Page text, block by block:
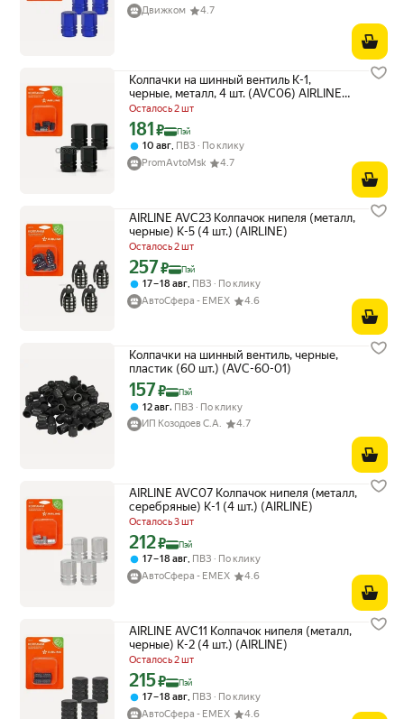
Движком
4.7
Колпачки на шинный вентиль K-1,
черные, металл, 4 шт. (AVC06) AIRLINE
арт. AVC06
Осталось 2 шт
Цена с картой Яндекс Пэй 181 ₽ вместо
181₽ Пэй
10 авг, ПВЗ
По клику
PromAvtoMsk
4.7
AIRLINE AVC23 Колпачок нипеля (металл,
черные) K-5 (4 шт.) (AIRLINE)
Осталось 2 шт
Цена с картой Яндекс Пэй 257 ₽ вместо
257₽ Пэй
17 – 18 авг ПВЗ
По клику
АвтоСфера - ЕМЕХ
4.6
Колпачки на шинный вентиль, черные,
пластик (60 шт.) (AVC-60-01)
Цена с картой Яндекс Пэй 157 ₽ вместо
157₽ Пэй
12 авг, ПВЗ
По клику
ИП Козодоев С.А.
4.7
AIRLINE AVC07 Колпачок нипеля (металл,
серебряные) K-1 (4 шт.) (AIRLINE)
Осталось 3 шт
Цена с картой Яндекс Пэй 212 ₽ вместо
212₽ Пэй
17 – 18 авг, ПВЗ
По клику
АвтоСфера - ЕМЕХ
4.6
AIRLINE AVC11 Колпачок нипеля (металл,
черные) K-2 (4 шт.) (AIRLINE)
Осталось 2 шт
Цена с картой Яндекс Пэй 215 ₽ вместо
215₽ Пэй
17 – 18 авг ПВЗ
По клику
АвтоСфера - ЕМЕХ
4.6